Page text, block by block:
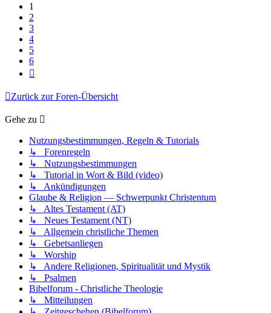
1
2
3
4
5
6
Zurück zur Foren-Übersicht
Gehe zu
Nutzungsbestimmungen, Regeln & Tutorials
↳ Forenregeln
↳ Nutzungsbestimmungen
↳ Tutorial in Wort & Bild (video)
↳ Ankündigungen
Glaube & Religion — Schwerpunkt Christentum
↳ Altes Testament (AT)
↳ Neues Testament (NT)
↳ Allgemein christliche Themen
↳ Gebetsanliegen
↳ Worship
↳ Andere Religionen, Spiritualität und Mystik
↳ Psalmen
Bibelforum - Christliche Theologie
↳ Mitteilungen